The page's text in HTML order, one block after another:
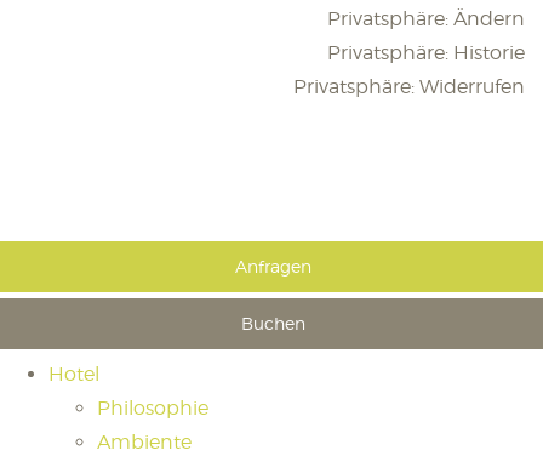
Privatsphäre: Ändern
Privatsphäre: Historie
Privatsphäre: Widerrufen
Anfragen
Buchen
Hotel
Philosophie
Ambiente